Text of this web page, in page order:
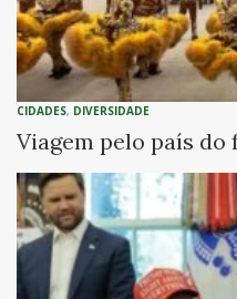
CIDADES, DIVERSIDADE
Viagem pelo país